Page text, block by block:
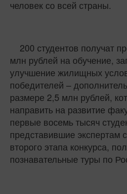
человек со всей страны.
200 студентов получат
млн рублей на обучение,
улучшение жилищных
победителей –
размере 2,5 млн рублей,
направить на развитие
первые восемь тысяч
представившие экспертам
второго этапа конкурса,
познавательные туры по